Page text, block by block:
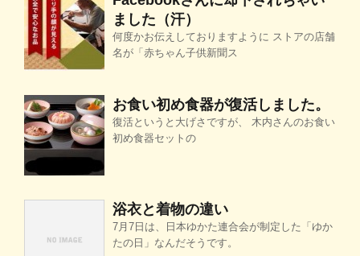
ました（汗）
何度かお伝えしておりますように ストアの店舗
名が「赤ちゃん子供新聞ス
お食い初め食器が復活しました。
復活というと大げさですが、 木内さんのお食い
初め食器セットの
浴衣と着物の違い
7月7日は、日本ゆかた連合会が制定した「ゆか
たの日」なんだそうです。